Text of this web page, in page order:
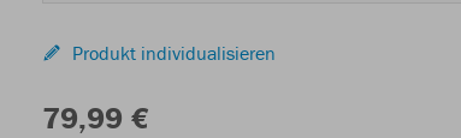
Produkt individualisieren
79,99 €